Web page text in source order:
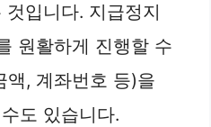
입니다. 지급정지
원활하게 진행할 수
액, 계좌번호 등)을
도 있습니다.